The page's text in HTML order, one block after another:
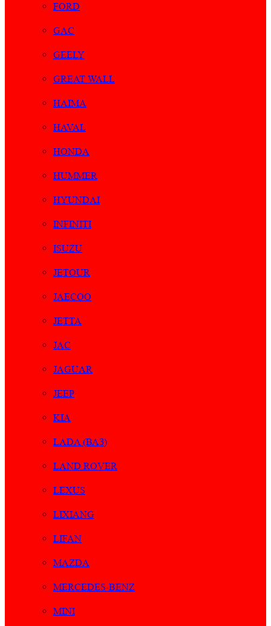
FORD
GAC
GEELY
GREAT WALL
HAIMA
HAVAL
HONDA
HUMMER
HYUNDAI
INFINITI
ISUZU
JETOUR
JAECOO
JETTA
JAC
JAGUAR
JEEP
KIA
LADA (ВАЗ)
LAND ROVER
LEXUS
LIXIANG
LIFAN
MAZDA
MERCEDES-BENZ
MINI